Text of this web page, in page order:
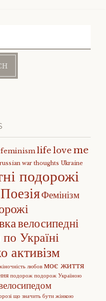
feminismlife love me
russian war thoughts Ukraine
подорожі
ПоезіяФемінізм
велосипедні
Україні
активізм
любов моє життя
подорож подорож Україною
що значить бути жінкою